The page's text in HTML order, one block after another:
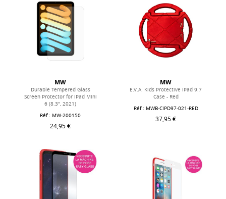
MW
Durable Tempered Glass
Screen Protector for iPad Mini
6 (8.3", 2021)
Réf : MW-200150
24,95 €
MW
E.V.A. Kids Protective iPad 9.7
Case - Red
Réf : MWB-CIPD97-021-RED
37,95 €